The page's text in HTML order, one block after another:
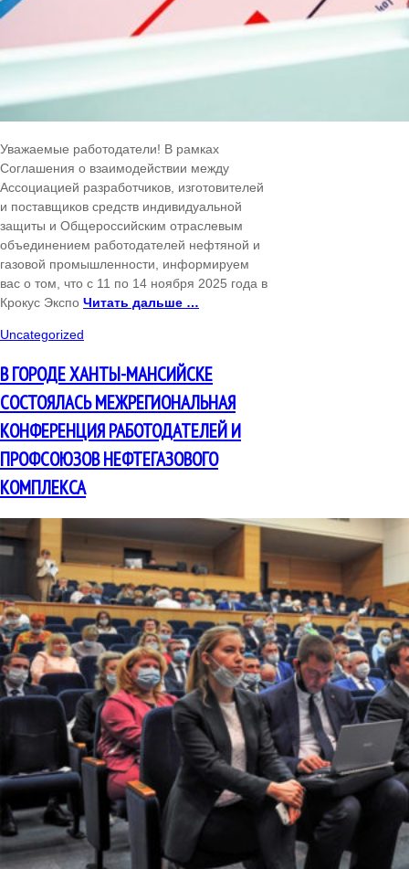
Уважаемые работодатели! В рамках
Соглашения о взаимодействии между
Ассоциацией разработчиков, изготовителей
и поставщиков средств индивидуальной
защиты и Общероссийским отраслевым
объединением работодателей нефтяной и
газовой промышленности, информируем
вас о том, что с 11 по 14 ноября 2025 года в
Крокус Экспо Читать дальше …
Uncategorized
В ГОРОДЕ ХАНТЫ-МАНСИЙСКЕ
СОСТОЯЛАСЬ МЕЖРЕГИОНАЛЬНАЯ
КОНФЕРЕНЦИЯ РАБОТОДАТЕЛЕЙ И
ПРОФСОЮЗОВ НЕФТЕГАЗОВОГО
КОМПЛЕКСА